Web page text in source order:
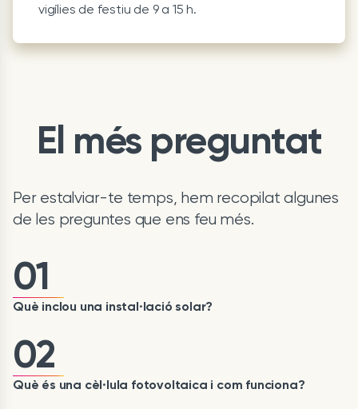
vigílies de festiu de 9 a 15 h.
El més preguntat
Per estalviar-te temps, hem recopilat algunes
de les preguntes que ens feu més.
01
Què inclou una instal·lació solar?
02
Què és una cèl·lula fotovoltaica i com funciona?